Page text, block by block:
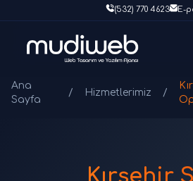
(532) 770 4623 E-
Ana
Sayfa
/ Hizmetlerimiz /